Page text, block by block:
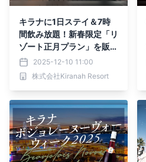
キラナに1日ステイ＆7時
間飲み放題！新春限定「リ
ゾート正月プラン」を販売
｜2026年1月3日（土）・
4日（日）【キラナガーデ
ン豊洲】
2025-12-10 11:00
株式会社Kiranah Resort